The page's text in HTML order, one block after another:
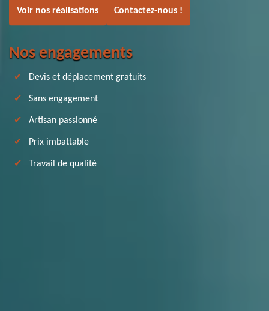
Voir nos réalisations Contactez-nous !
Nos engagements
Devis et déplacement gratuits
Sans engagement
Artisan passionné
Prix imbattable
Travail de qualité